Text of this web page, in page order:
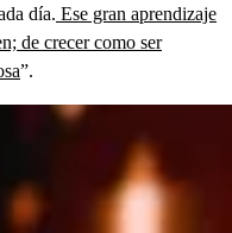
día. Ese gran aprendizaje
de crecer como ser
”.